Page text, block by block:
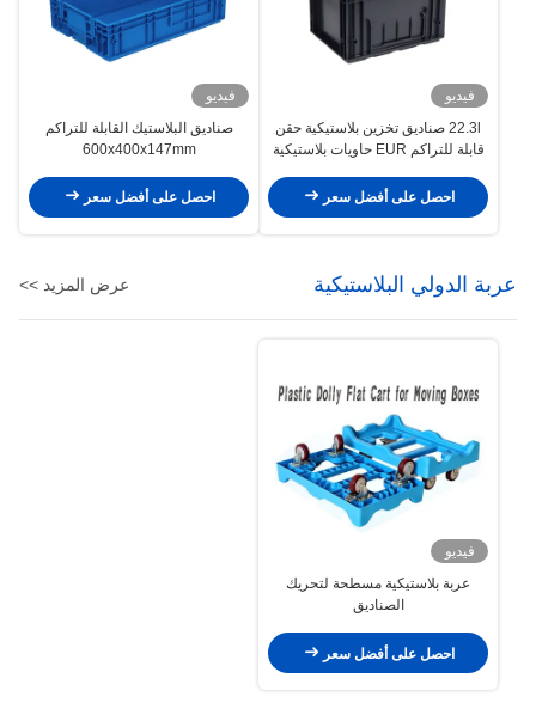
فيديو
22.3l صناديق تخزين بلاستيكية حقن
قابلة للتراكم EUR حاويات بلاستيكية
احصل على أفضل سعر
فيديو
صناديق البلاستيك القابلة للتراكم
600x400x147mm
احصل على أفضل سعر
عربة الدولي البلاستيكية عرض المزيد >>
فيديو
عربة بلاستيكية مسطحة لتحريك
الصناديق
احصل على أفضل سعر